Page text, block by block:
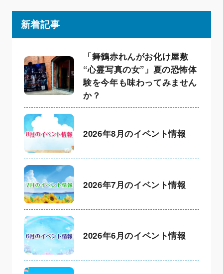
新着記事
「舞鶴赤れんがお化け屋敷
“心霊写真の女”」夏の恐怖体
験を今年も味わってみません
か？
2026年8月のイベント情報
2026年7月のイベント情報
2026年6月のイベント情報